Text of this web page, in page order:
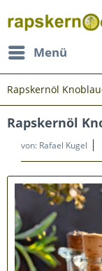
Menü
Rapskernöl
Rapskernöl
von: Rafael Kugel